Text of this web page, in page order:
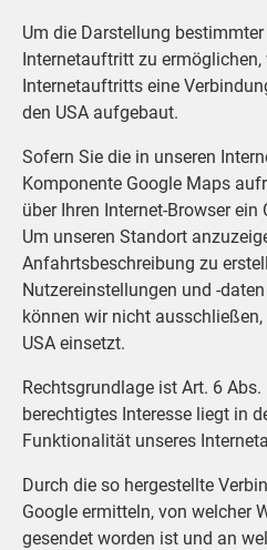
Um die Darstellung
Internetauftritt zu
Internetauftritts eine
den USA aufgebaut.
Sofern Sie die in unseren
Komponente Google Maps
über Ihren Internet-Browser
Um unseren Standort
Anfahrtsbeschreibung zu
Nutzereinstellungen und -
können wir nicht
USA einsetzt.
Rechtsgrundlage ist Art. 6 Abs.
berechtigtes Interesse liegt in
Funktionalität unseres
Durch die so hergestellte
Google ermitteln, von welcher
gesendet worden ist und an